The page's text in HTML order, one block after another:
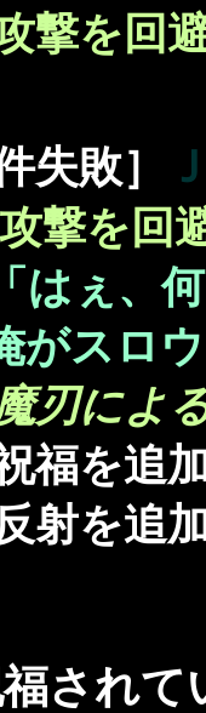
撃を回
失敗］
撃を回
「はぇ、
スロ
刃によ
福を追
射を追
されて